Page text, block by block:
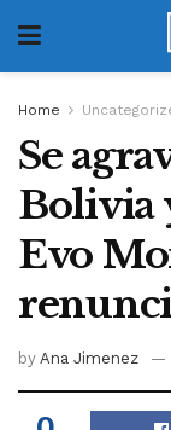
Home
Se
Bolivia
Evo
by Ana Jimenez